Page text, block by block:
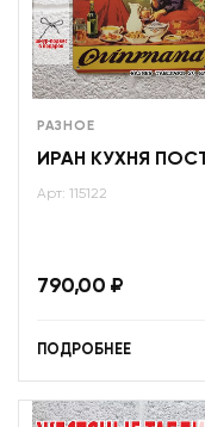
РАЗНОЕ
ИРАН КУХНЯ
Арт: 115122
790,00 ₽
ПОДРОБНЕЕ